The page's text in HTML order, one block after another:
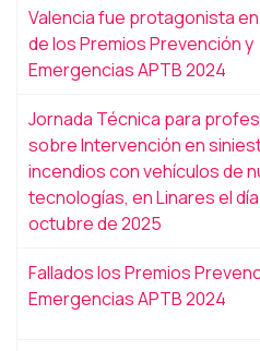
Valencia fue protagonista
de los Premios Prevención y
Emergencias APTB 2024
Jornada Técnica para
sobre Intervención en
incendios con vehículos de
tecnologías, en Linares el
octubre de 2025
Fallados los Premios
Emergencias APTB 2024